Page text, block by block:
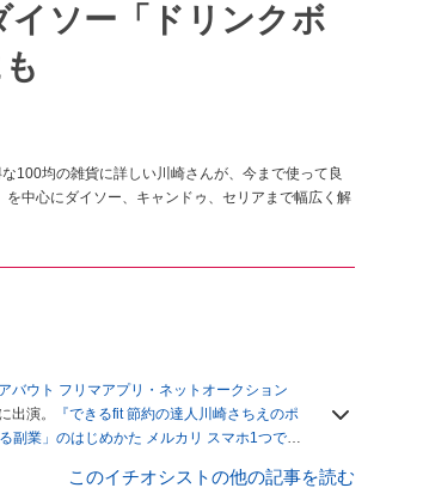
イソー「ドリンクボ
100均の雑貨に詳しい川崎さんが、今まで使って良
中心にダイソー、キャンドゥ、セリアまで幅広く解
バウト フリマアプリ・ネットオークション
出演。
『できるfit 節約の達人川崎さちえのポ
る副業」のはじめかた メルカリ スマホ1つでス
給料が０円になり、家にいながら、しかも空
このイチオシストの他の記事を読む